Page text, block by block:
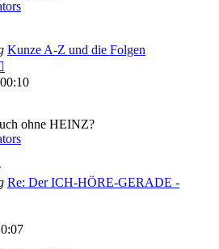
Kunze A-Z und die Folgen
Beitrag
ohne HEINZ?
Re: Der ICH-HÖRE-GERADE -